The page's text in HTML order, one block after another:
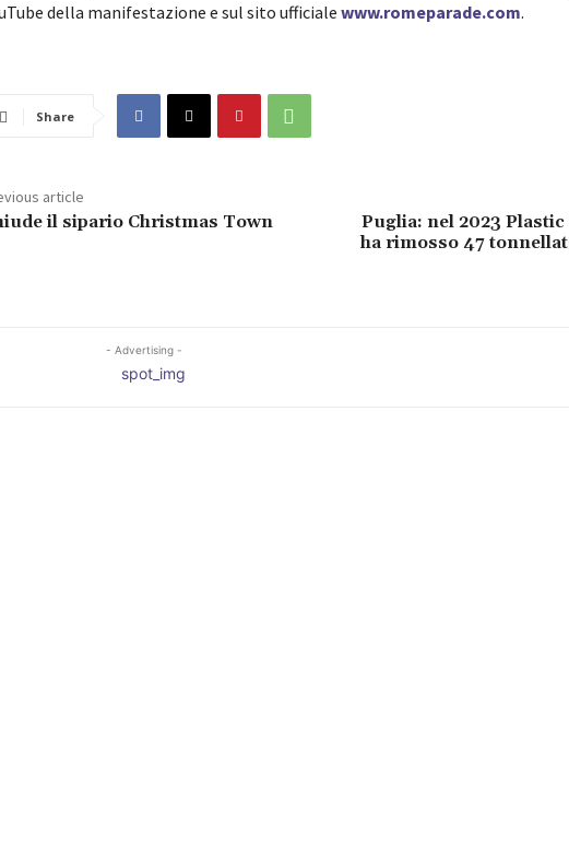
della manifestazione e sul sito ufficiale www.romeparade.com.
Share
article
il sipario Christmas Town
Puglia: nel 2023
ha rimosso 47
- Advertising -